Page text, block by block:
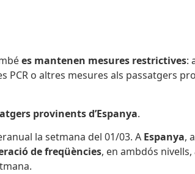
es mantenen mesures restrictives:
o altres mesures als passatgers
provinents d’Espanya.
la setmana del 01/03. A Espanya,
de freqüències, en ambdós nivells,